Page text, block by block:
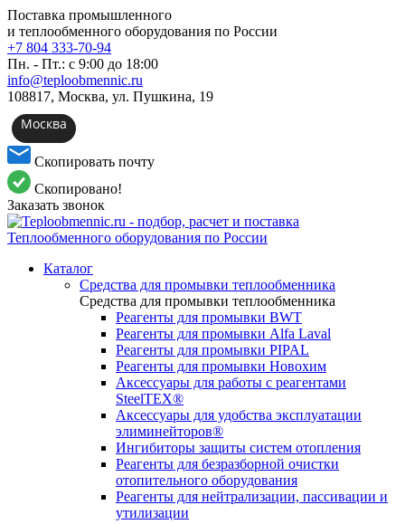
Поставка промышленного
и теплообменного оборудования по России
+7 804 333-70-94
Пн. - Пт.: с 9:00 до 18:00
info@teploobmennic.ru
108817, Москва, ул. Пушкина, 19
Москва
Скопировать почту
Скопировано!
Заказать звонок
Каталог
Средства для промывки теплообменника
Средства для промывки теплообменника
Реагенты для промывки BWT
Реагенты для промывки Alfa Laval
Реагенты для промывки PIPAL
Реагенты для промывки Новохим
Аксессуары для работы с реагентами
SteelTEX®
Аксессуары для удобства эксплуатации
элиминейторов®
Ингибиторы защиты систем отопления
Реагенты для безразборной очистки
отопительного оборудования
Реагенты для нейтрализации, пассивации и
утилизации